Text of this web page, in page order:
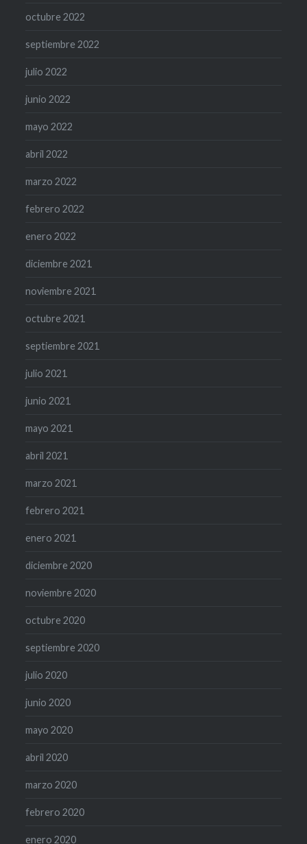
octubre 2022
septiembre 2022
julio 2022
junio 2022
mayo 2022
abril 2022
marzo 2022
febrero 2022
enero 2022
diciembre 2021
noviembre 2021
octubre 2021
septiembre 2021
julio 2021
junio 2021
mayo 2021
abril 2021
marzo 2021
febrero 2021
enero 2021
diciembre 2020
noviembre 2020
octubre 2020
septiembre 2020
julio 2020
junio 2020
mayo 2020
abril 2020
marzo 2020
febrero 2020
enero 2020